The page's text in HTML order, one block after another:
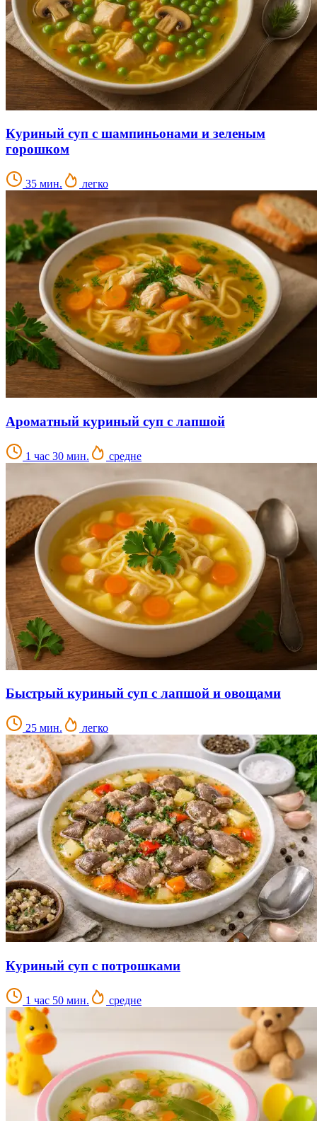
Куриный суп с шампиньонами и зеленым
горошком
35 мин. легко
Ароматный куриный суп с лапшой
1 час 30 мин. средне
Быстрый куриный суп с лапшой и овощами
25 мин. легко
Куриный суп с потрошками
1 час 50 мин. средне